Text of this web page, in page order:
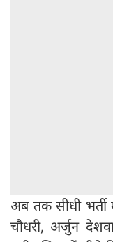
अब तक सीधी भर्ती
चौधरी, अर्जुन